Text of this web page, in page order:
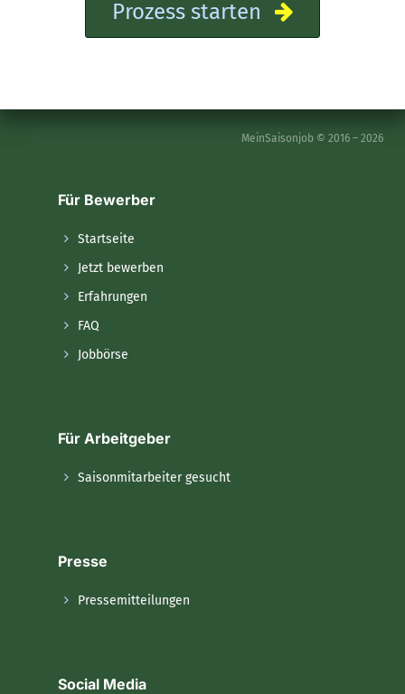
Prozess starten
MeinSaisonjob © 2016 – 2026
Für Bewerber
Startseite
Jetzt bewerben
Erfahrungen
FAQ
Jobbörse
Für Arbeitgeber
Saisonmitarbeiter gesucht
Presse
Pressemitteilungen
Social Media